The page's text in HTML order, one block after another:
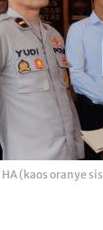
HA (kaos oranye